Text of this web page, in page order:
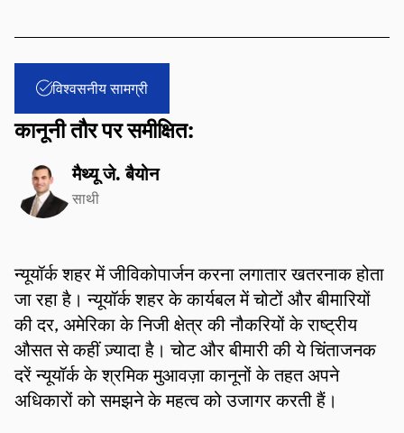
कानूनी तौर पर समीक्षित:
विश्वसनीय सामग्री
मैथ्यू जे. बैयोन
साथी
न्यूयॉर्क शहर में जीविकोपार्जन करना लगातार खतरनाक होता
जा रहा है। न्यूयॉर्क शहर के कार्यबल में चोटों और बीमारियों
की दर, अमेरिका के निजी क्षेत्र की नौकरियों के राष्ट्रीय
औसत से कहीं ज़्यादा है। चोट और बीमारी की ये चिंताजनक
दरें न्यूयॉर्क के श्रमिक मुआवज़ा कानूनों के तहत अपने
अधिकारों को समझने के महत्व को उजागर करती हैं।